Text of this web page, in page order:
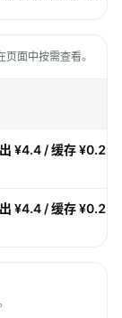
面中按需查看。
¥4.4 / 缓存 ¥0.26
¥4.4 / 缓存 ¥0.26